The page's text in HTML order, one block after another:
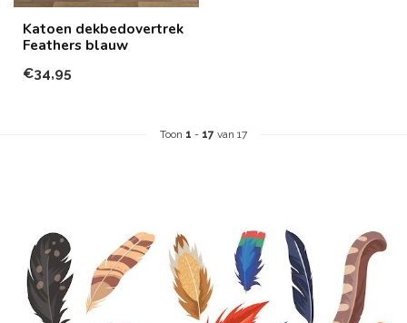
Katoen dekbedovertrek
Feathers blauw
€34,95
Toon 1 - 17 van 17